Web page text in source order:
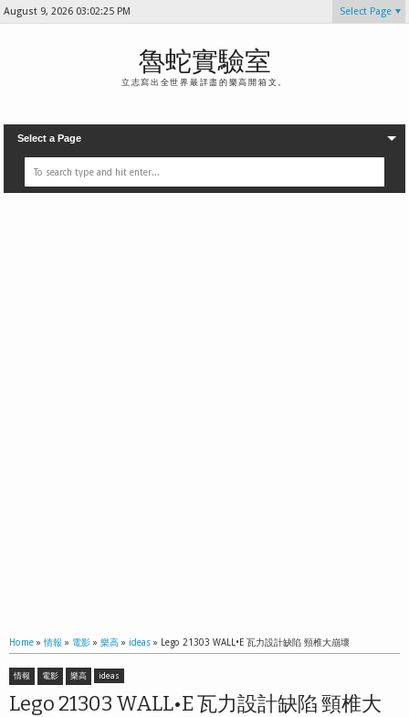
August 9, 2026 03:02:26 PM Select Page
魯蛇實驗室
立志寫出全世界最詳盡的樂高開箱文。
Select a Page
Home » 情報 » 電影 » 樂高 » ideas » Lego 21303 WALL•E 瓦力設計缺陷 頸椎大崩壞
情報 電影 樂高 ideas
Lego 21303 WALL•E 瓦力設計缺陷 頸椎大